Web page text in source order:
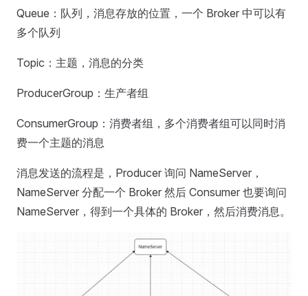
Queue：队列，消息存放的位置，一个 Broker 中可以有
多个队列
Topic：主题，消息的分类
ProducerGroup：生产者组
ConsumerGroup：消费者组，多个消费者组可以同时消
费一个主题的消息
消息发送的流程是，Producer 询问 NameServer，
NameServer 分配一个 Broker 然后 Consumer 也要询问
NameServer，得到一个具体的 Broker，然后消费消息。